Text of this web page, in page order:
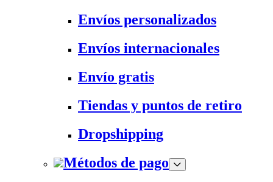
Envíos personalizados
Envíos internacionales
Envío gratis
Tiendas y puntos de retiro
Dropshipping
Métodos de pago